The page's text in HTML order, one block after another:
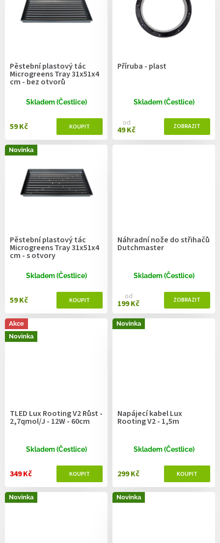
Pěstební plastový tác
Microgreens Tray 31x51x4
cm - bez otvorů
Skladem (Čestlice)
59 Kč
Příruba - plast
Skladem (Čestlice)
od
49 Kč
Novinka
Pěstební plastový tác
Microgreens Tray 31x51x4
cm - s otvory
Skladem (Čestlice)
59 Kč
Náhradní nože do střihačů
Dutchmaster
Skladem (Čestlice)
od
199 Kč
Akce
Novinka
TLED Lux Rooting V2 Růst -
2,7qmol/J - 12W - 60cm
Skladem (Čestlice)
349 Kč
Novinka
Napájecí kabel Lux
Rooting V2 - 1,5m
Skladem (Čestlice)
299 Kč
Novinka Novinka